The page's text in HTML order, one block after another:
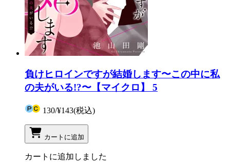
負けヒロインですが結婚します〜この中に私
の夫がいる!?〜【マイクロ】 5
130/¥143(税込)
カートに追加
カートに追加しました